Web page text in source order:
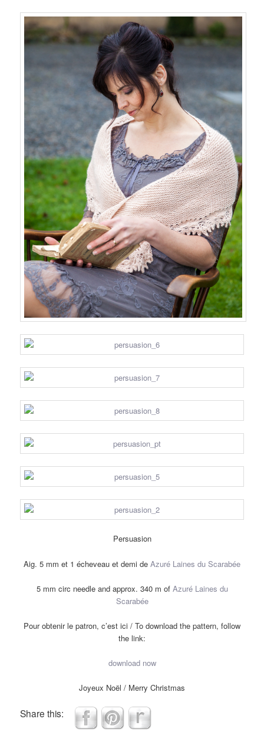
Persuasion
Aig. 5 mm et 1 écheveau et demi de Azuré Laines du Scarabée
5 mm circ needle and approx. 340 m of Azuré Laines du
Scarabée
Pour obtenir le patron, c’est ici / To download the pattern, follow
the link:
download now
Joyeux Noël / Merry Christmas
Share this: